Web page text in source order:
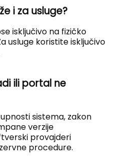
i za usluge?
isključivo na fizičko
usluge koristite isključivo
ili portal ne
sistema, zakon
verzije
provajderi
procedure.